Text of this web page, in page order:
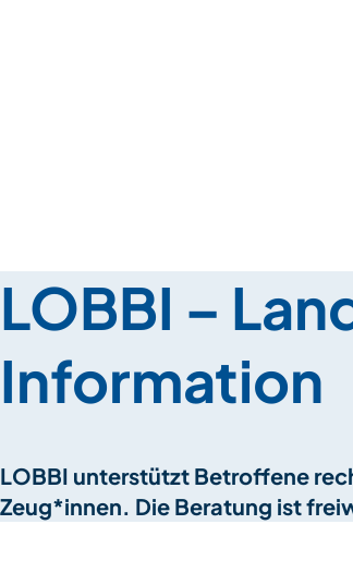
LOBBI –
Information
LOBBI unterstützt Betroffene
Zeug*innen. Die Beratung ist